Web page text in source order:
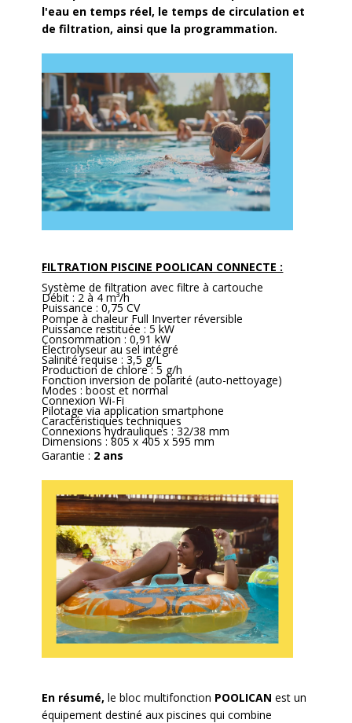
l'eau en temps réel, le temps de circulation et
de filtration, ainsi que la programmation.
FILTRATION PISCINE POOLICAN CONNECTE :
Système de filtration avec filtre à cartouche
Débit : 2 à 4 m³/h
Puissance : 0,75 CV
Pompe à chaleur Full Inverter réversible
Puissance restituée : 5 kW
Consommation : 0,91 kW
Électrolyseur au sel intégré
Salinité requise : 3,5 g/L
Production de chlore : 5 g/h
Fonction inversion de polarité (auto-nettoyage)
Modes : boost et normal
Connexion Wi-Fi
Pilotage via application smartphone
Caractéristiques techniques
Connexions hydrauliques : 32/38 mm
Dimensions : 805 x 405 x 595 mm
Garantie : 2 ans
En résumé, le bloc multifonction POOLICAN est un
équipement destiné aux piscines qui combine